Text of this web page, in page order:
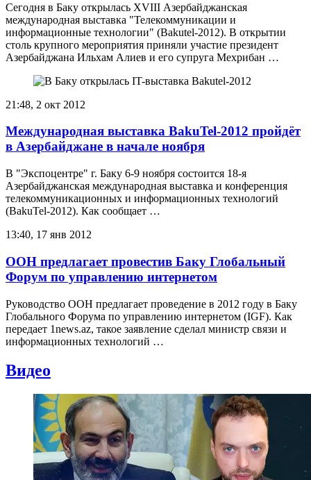
Сегодня в Баку открылась XVIII Азербайджанская
международная выставка "Телекоммуникации и
информационные технологии" (Bakutel-2012). В открытии
столь крупного мероприятия приняли участие президент
Азербайджана Ильхам Алиев и его супруга Мехрибан …
21:48, 2 окт 2012
Международная выставка BakuTel-2012 пройдёт
в Азербайджане в начале ноября
В "Экспоцентре" г. Баку 6-9 ноября состоится 18-я
Азербайджанская международная выставка и конференция
телекоммуникационных и информационных технологий
(BakuTel-2012). Как сообщает …
13:40, 17 янв 2012
ООН предлагает провестив Баку Глобальный
Форум по управлению интернетом
Руководство ООН предлагает проведение в 2012 году в Баку
Глобального Форума по управлению интернетом (IGF). Как
передает 1news.az, такое заявление сделал министр связи и
информационных технологий …
Видео